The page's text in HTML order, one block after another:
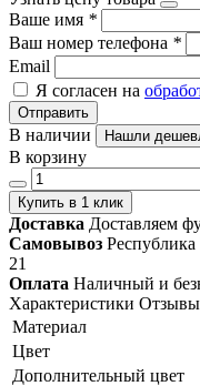
Ваше имя *
Ваш номер телефона *
Email
Я согласен на
Отправить
В наличии Нашли
В корзину
Купить в 1 клик
Доставка Доставляем
Самовывоз Республика
21
Оплата Наличный и
Характеристики Отзывы
Материал
Цвет
Дополнительный цвет